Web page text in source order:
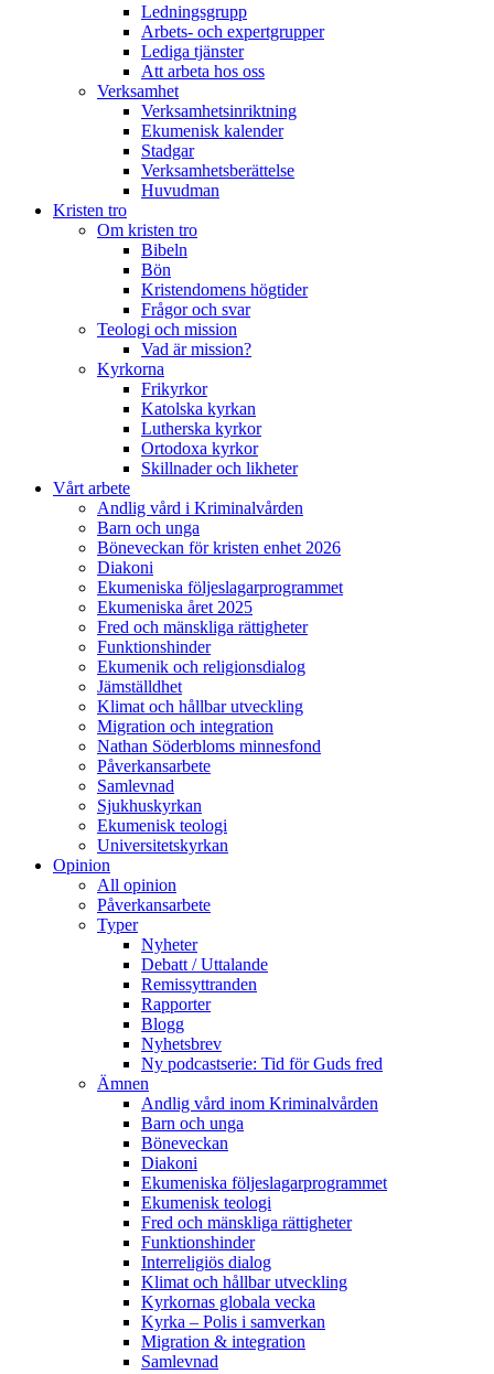
Ledningsgrupp
Arbets- och expertgrupper
Lediga tjänster
Att arbeta hos oss
Verksamhet
Verksamhetsinriktning
Ekumenisk kalender
Stadgar
Verksamhetsberättelse
Huvudman
Kristen tro
Om kristen tro
Bibeln
Bön
Kristendomens högtider
Frågor och svar
Teologi och mission
Vad är mission?
Kyrkorna
Frikyrkor
Katolska kyrkan
Lutherska kyrkor
Ortodoxa kyrkor
Skillnader och likheter
Vårt arbete
Andlig vård i Kriminalvården
Barn och unga
Böneveckan för kristen enhet 2026
Diakoni
Ekumeniska följeslagarprogrammet
Ekumeniska året 2025
Fred och mänskliga rättigheter
Funktionshinder
Ekumenik och religionsdialog
Jämställdhet
Klimat och hållbar utveckling
Migration och integration
Nathan Söderbloms minnesfond
Påverkansarbete
Samlevnad
Sjukhuskyrkan
Ekumenisk teologi
Universitetskyrkan
Opinion
All opinion
Påverkansarbete
Typer
Nyheter
Debatt / Uttalande
Remissyttranden
Rapporter
Blogg
Nyhetsbrev
Ny podcastserie: Tid för Guds fred
Ämnen
Andlig vård inom Kriminalvården
Barn och unga
Böneveckan
Diakoni
Ekumeniska följeslagarprogrammet
Ekumenisk teologi
Fred och mänskliga rättigheter
Funktionshinder
Interreligiös dialog
Klimat och hållbar utveckling
Kyrkornas globala vecka
Kyrka – Polis i samverkan
Migration & integration
Samlevnad